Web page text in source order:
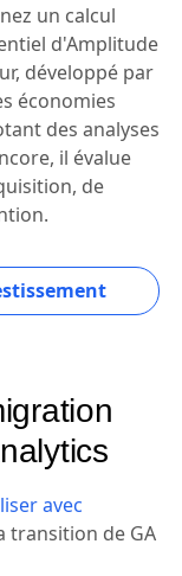
un calcul
d'Amplitude
développé par
économies
des analyses
il évalue
de
avec
transition de GA